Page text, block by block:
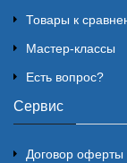
Товары к
Мастер-классы
Есть вопрос?
Сервис
Договор оферты